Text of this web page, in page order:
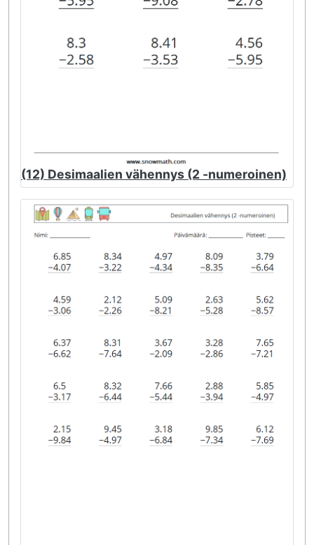
(12) Desimaalien vähennys (2 -numeroinen)